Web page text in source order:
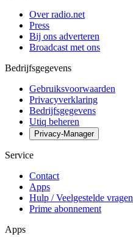
Over radio.net
Press
Bij ons adverteren
Broadcast met ons
Bedrijfsgegevens
Gebruiksvoorwaarden
Privacyverklaring
Bedrijfsgegevens
Utiq beheren
Privacy-Manager
Service
Contact
Apps
Hulp / Veelgestelde vragen
Prime abonnement
Apps